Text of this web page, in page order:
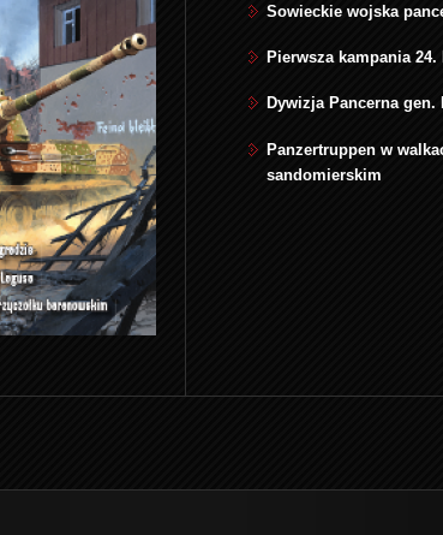
Sowieckie wojska
Pierwsza kampania
Dywizja Pancerna gen.
Panzertruppen w
sandomierskim